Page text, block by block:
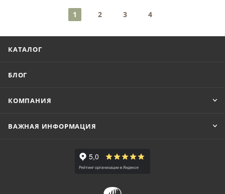
1 2 3 4
КАТАЛОГ
БЛОГ
КОМПАНИЯ
ВАЖНАЯ ИНФОРМАЦИЯ